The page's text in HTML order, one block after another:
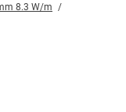
8.3 W/m